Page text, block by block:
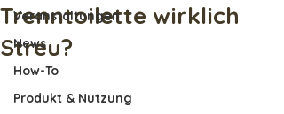
Veranstaltungen
News
How-To
Produkt & Nutzung
Trenntoilette wirklich
Streu?